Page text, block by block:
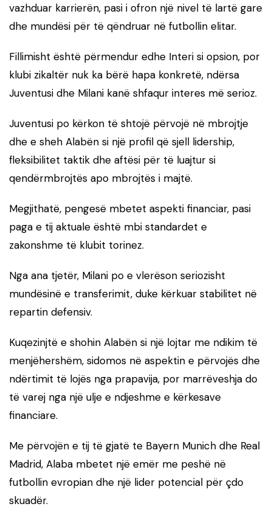
vazhduar karrierën, pasi i ofron një nivel të lartë gare
dhe mundësi për të qëndruar në futbollin elitar.
Fillimisht është përmendur edhe Interi si opsion, por
klubi zikaltër nuk ka bërë hapa konkretë, ndërsa
Juventusi dhe Milani kanë shfaqur interes më serioz.
Juventusi po kërkon të shtojë përvojë në mbrojtje
dhe e sheh Alabën si një profil që sjell lidership,
fleksibilitet taktik dhe aftësi për të luajtur si
qendërmbrojtës apo mbrojtës i majtë.
Megjithatë, pengesë mbetet aspekti financiar, pasi
paga e tij aktuale është mbi standardet e
zakonshme të klubit torinez.
Nga ana tjetër, Milani po e vlerëson seriozisht
mundësinë e transferimit, duke kërkuar stabilitet në
repartin defensiv.
Kuqezinjtë e shohin Alabën si një lojtar me ndikim të
menjëhershëm, sidomos në aspektin e përvojës dhe
ndërtimit të lojës nga prapavija, por marrëveshja do
të varej nga një ulje e ndjeshme e kërkesave
financiare.
Me përvojën e tij të gjatë te Bayern Munich dhe Real
Madrid, Alaba mbetet një emër me peshë në
futbollin evropian dhe një lider potencial për çdo
skuadër.